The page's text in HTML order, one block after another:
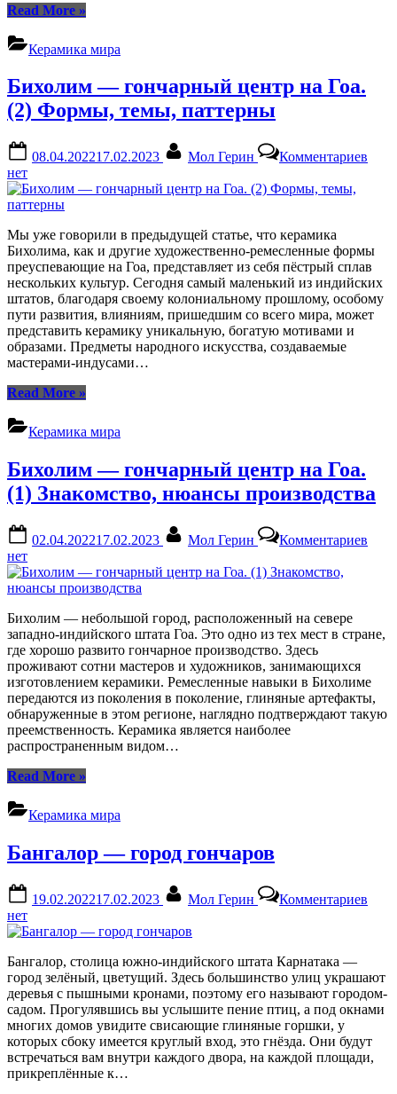
Read More“Хавдинская
Индия)”
»
Керамика мира
Бихолим — гончарный центр на Гоа.
(2) Формы, темы, паттерны
on
08.04.202217.02.2023 Мол Герин Комментариев
Гоа.
(2)
нет
Мы уже говорили в предыдущей статье, что керамика
Бихолима, как и другие художественно-ремесленные формы
преуспевающие на Гоа, представляет из себя пёстрый сплав
нескольких культур. Сегодня самый маленький из индийских
штатов, благодаря своему колониальному прошлому, особому
пути развития, влияниям, пришедшим со всего мира, может
представить керамику уникальную, богатую мотивами и
образами. Предметы народного искусства, создаваемые
мастерами-индусами…
Read More“Бихолим
центр
Гоа.
(2)
Формы,
паттерны”
»
Керамика мира
Бихолим — гончарный центр на Гоа.
(1) Знакомство, нюансы производства
on
02.04.202217.02.2023 Мол Герин Комментариев
Гоа.
нет
Бихолим — небольшой город, расположенный на севере
западно-индийского штата Гоа. Это одно из тех мест в стране,
где хорошо развито гончарное производство. Здесь
проживают сотни мастеров и художников, занимающихся
изготовлением керамики. Ремесленные навыки в Бихолиме
передаются из поколения в поколение, глиняные артефакты,
обнаруженные в этом регионе, наглядно подтверждают такую
преемственность. Керамика является наиболее
распространенным видом…
Read More“Бихолим
центр
Гоа.
нюансы
»
Керамика мира
Бангалор — город гончаров
on
19.02.202217.02.2023 Мол Герин Комментариев
нет
Бангалор, столица южно-индийского штата Карнатака —
город зелёный, цветущий. Здесь большинство улиц украшают
деревья с пышными кронами, поэтому его называют городом-
садом. Прогулявшись вы услышите пение птиц, а под окнами
многих домов увидите свисающие глиняные горшки, у
которых сбоку имеется круглый вход, это гнёзда. Они будут
встречаться вам внутри каждого двора, на каждой площади,
прикреплённые к…